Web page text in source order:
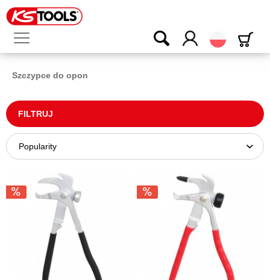
Polski
Szczypce do opon
FILTRUJ